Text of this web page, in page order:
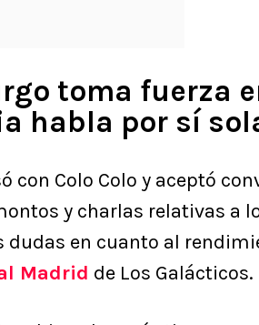
toma fuerza
habla por sí
con Colo Colo y aceptó
y charlas relativas a
dudas en cuanto al
Madrid de Los Galácticos.